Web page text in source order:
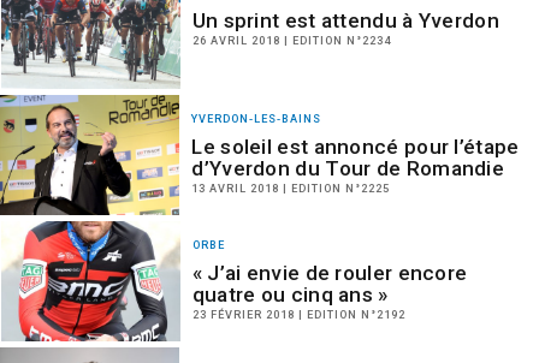
Un sprint est attendu à Yverdon
26 AVRIL 2018 | EDITION N°2234
YVERDON-LES-BAINS
Le soleil est annoncé pour l’étape
d’Yverdon du Tour de Romandie
13 AVRIL 2018 | EDITION N°2225
ORBE
« J’ai envie de rouler encore
quatre ou cinq ans »
23 FÉVRIER 2018 | EDITION N°2192